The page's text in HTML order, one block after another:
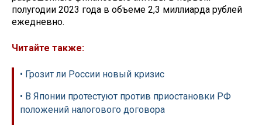
полугодии 2023 года в объеме 2,3 миллиарда рублей
ежедневно.
Читайте также:
• Грозит ли России новый кризис
• В Японии протестуют против приостановки РФ
положений налогового договора